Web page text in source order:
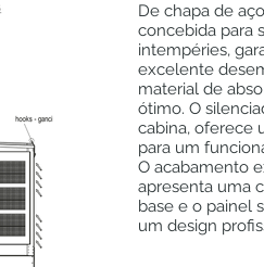
De chapa de
concebida para
intempéries,
excelente
material de
ótimo. O
cabina, oferece
para um
O acabamento
apresenta uma
base e o painel
um design